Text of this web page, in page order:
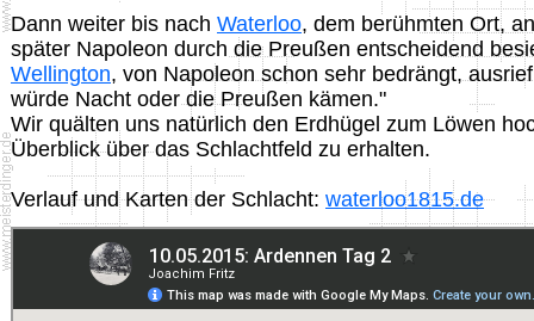
Dann weiter bis nach Waterloo, dem berühmten Ort,
später Napoleon durch die Preußen entscheidend
Wellington, von Napoleon schon sehr bedrängt,
würde Nacht oder die Preußen kämen."
Wir quälten uns natürlich den Erdhügel zum Löwen
Überblick über das Schlachtfeld zu erhalten.
Verlauf und Karten der Schlacht: waterloo1815.de